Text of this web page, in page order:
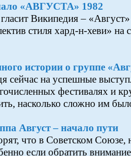
«АВГУСТА» 1982
Википедия –
стиля хард-н-хеви» на
истории о группе
сейчас на успешные
фестивалях и
насколько сложно им
Август – начало пути
что в Советском Союзе,
если обратить